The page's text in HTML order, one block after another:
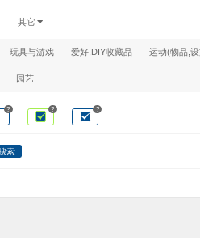
其它
玩具与游戏 爱好,DIY收藏品 运动(物品,
园艺
? ? ?
索